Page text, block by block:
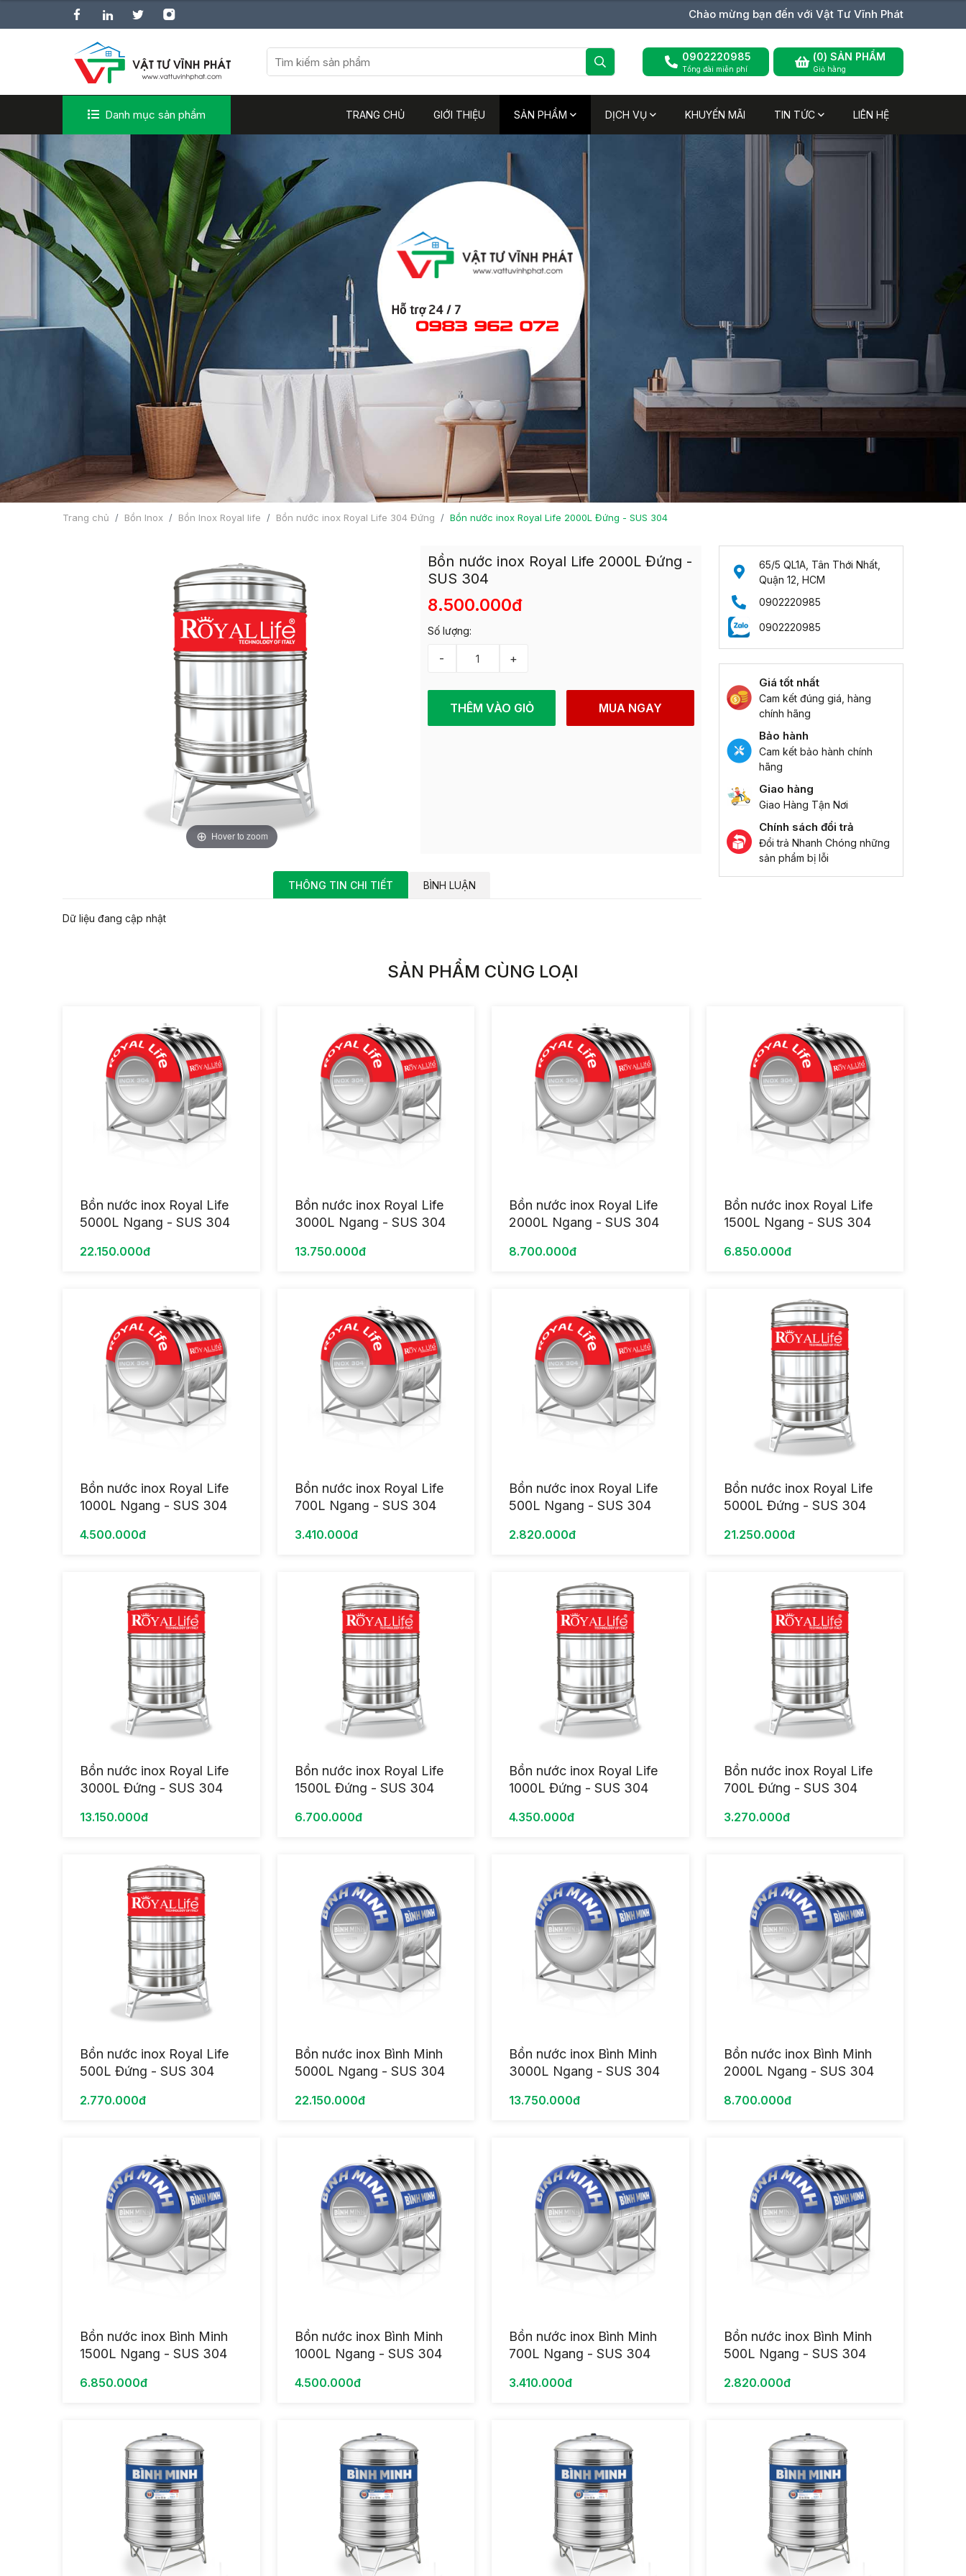
Chào mừng bạn đến với Vật Tư Vĩnh Phát
0902220985
Tổng đài miễn phí
(0) SẢN PHẨM
Giỏ hàng
Danh mục sản phẩm TRANG CHỦ GIỚI THIỆU SẢN PHẨM DỊCH VỤ KHUYẾN MÃI TIN TỨC LIÊN HỆ
Trang chủ Bồn Inox Bồn Inox Royal life Bồn nước inox Royal Life 304 Đứng Bồn nước inox Royal Life 2000L Đứng - SUS 304
Hover to zoom
Bồn nước inox Royal Life 2000L Đứng -
SUS 304
8.500.000đ
Số lượng:
- +
THÊM VÀO GIỎ MUA NGAY
THÔNG TIN CHI TIẾT BÌNH LUẬN
Dữ liệu đang cập nhật
65/5 QL1A, Tân Thới Nhất,
Quận 12, HCM
0902220985
0902220985
Giá tốt nhất
Cam kết đúng giá, hàng
chính hãng
Bảo hành
Cam kết bảo hành chính
hãng
Giao hàng
Giao Hàng Tận Nơi
Chính sách đổi trả
Đổi trả Nhanh Chóng những
sản phẩm bị lỗi
SẢN PHẨM CÙNG LOẠI
Bồn nước inox Royal Life
5000L Ngang - SUS 304
22.150.000đ
Bồn nước inox Royal Life
3000L Ngang - SUS 304
13.750.000đ
Bồn nước inox Royal Life
2000L Ngang - SUS 304
8.700.000đ
Bồn nước inox Royal Life
1500L Ngang - SUS 304
6.850.000đ
Bồn nước inox Royal Life
1000L Ngang - SUS 304
4.500.000đ
Bồn nước inox Royal Life
700L Ngang - SUS 304
3.410.000đ
Bồn nước inox Royal Life
500L Ngang - SUS 304
2.820.000đ
Bồn nước inox Royal Life
5000L Đứng - SUS 304
21.250.000đ
Bồn nước inox Royal Life
3000L Đứng - SUS 304
13.150.000đ
Bồn nước inox Royal Life
1500L Đứng - SUS 304
6.700.000đ
Bồn nước inox Royal Life
1000L Đứng - SUS 304
4.350.000đ
Bồn nước inox Royal Life
700L Đứng - SUS 304
3.270.000đ
Bồn nước inox Royal Life
500L Đứng - SUS 304
2.770.000đ
Bồn nước inox Bình Minh
5000L Ngang - SUS 304
22.150.000đ
Bồn nước inox Bình Minh
3000L Ngang - SUS 304
13.750.000đ
Bồn nước inox Bình Minh
2000L Ngang - SUS 304
8.700.000đ
Bồn nước inox Bình Minh
1500L Ngang - SUS 304
6.850.000đ
Bồn nước inox Bình Minh
1000L Ngang - SUS 304
4.500.000đ
Bồn nước inox Bình Minh
700L Ngang - SUS 304
3.410.000đ
Bồn nước inox Bình Minh
500L Ngang - SUS 304
2.820.000đ